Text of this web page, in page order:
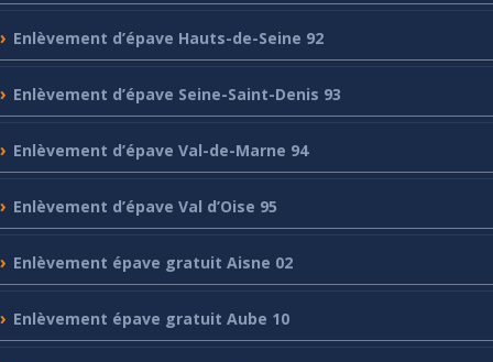
Enlèvement d’épave Hauts-de-Seine 92
Enlèvement d’épave Seine-Saint-Denis 93
Enlèvement d’épave Val-de-Marne 94
Enlèvement d’épave Val d’Oise 95
Enlèvement épave gratuit Aisne 02
Enlèvement épave gratuit Aube 10